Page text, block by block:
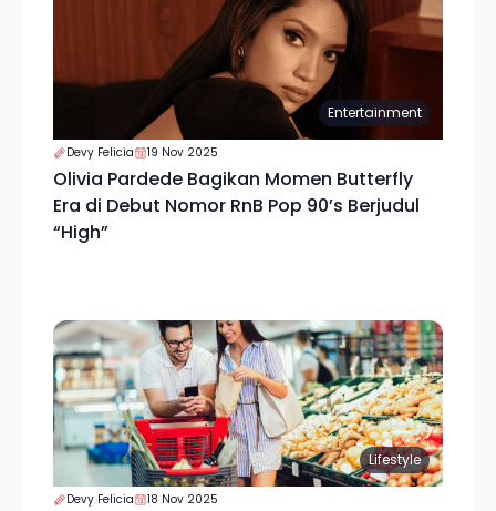
Entertainment
Devy Felicia 19 Nov 2025
Olivia Pardede Bagikan Momen Butterfly
Era di Debut Nomor RnB Pop 90’s Berjudul
“High”
Lifestyle
Devy Felicia 18 Nov 2025